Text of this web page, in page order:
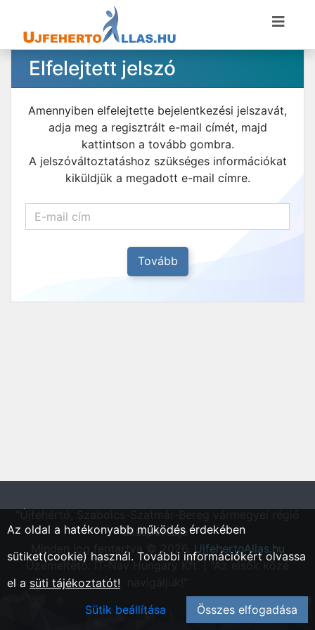
Elfelejtett jelszó
Amennyiben elfelejtette bejelentkezési jelszavát,
adja meg a regisztrált e-mail címét, majd
kattintson a tovább gombra.
A jelszóváltoztatáshoz szükséges információkat
kiküldjük a megadott e-mail címre.
állásportálja"
Minden jog fentartva © 2026. UjfehertoAllas.hu
Üzemeltető: IT-Nav Hungary Kft. | "Az elsők közé
Az oldal a hatékonyabb működés érdekében
sütiket(cookie) használ. További információkért olvassa
el a süti tájékoztatót!
Sütik beállítása
Összes elfogadása